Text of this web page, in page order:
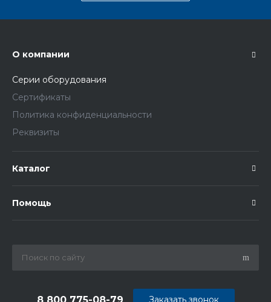
О компании
Серии оборудования
Сертификаты
Политика конфиденциальности
Реквизиты
Каталог
Помощь
Заказать звонок